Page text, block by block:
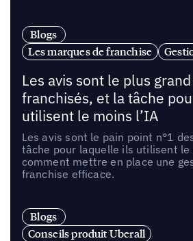
Blogs
Les marques de franchise
Les avis sont le plus
franchisés, et la tâche
utilisent le moins l’IA
Les avis sont le pain point n°1
tâche pour laquelle ils utilisent le
comment mettre en place une
franchise efficace.
Blogs
Conseils produit Uberall